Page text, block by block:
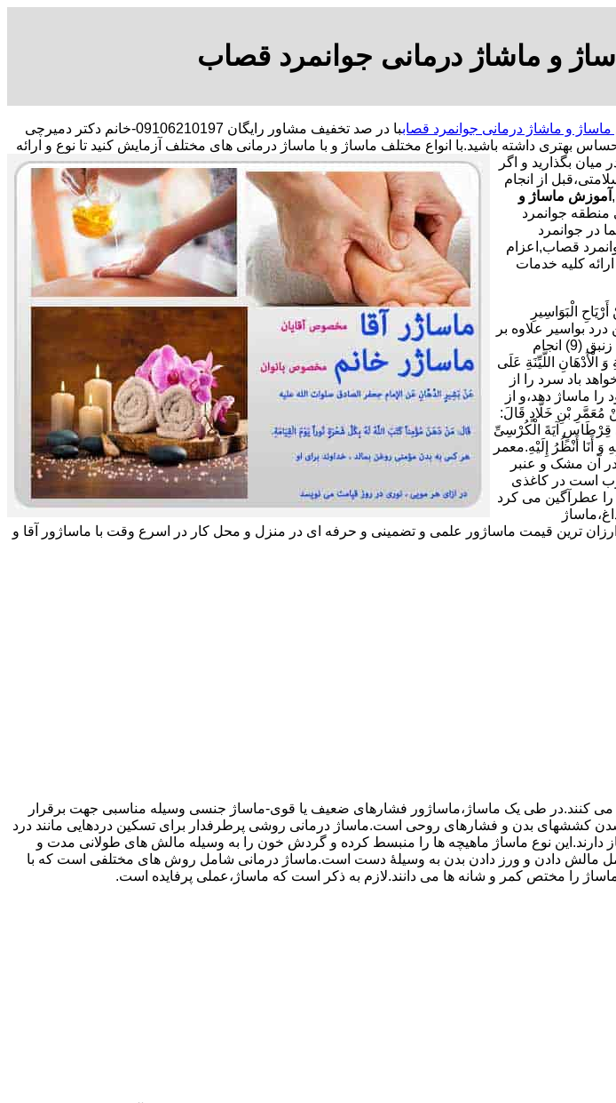
و ماشاژ درمانی جوانمرد قصاب
و ماشاژ درمانی جوانمرد قصاببا
در صد تخفیف مشاور رایگان 09106210197-خانم دکتر دمیرچی
بهتری داشته باشید.با انواع مختلف ماساژ و با ماساژ درمانی های مختلف آزمایش کنید تا نوع و ارائه
بگذارید و اگر
از انجام
آموزش ماساژ و
جوانمرد
در جوانمرد
قصاب,اعزام
کلیه خدمات
الْبَوَاسِیرِ
أُنْثَیَیْهِ بِزِئْبَقٍ خَالِص.برای رهایی از درد اسافل (7) و تسکین درد بواسیر علاوه بر
خوردن هر شب هفت دانه خرمای برنیک (8) با کمی کره گاو،چرب کردن و ماساژ محل درد را با روغن زنبق (9) انجام
الْأَدْهَانِ اللَّیِّنَةِ عَلَى
باد سرد را از
تن خود را ماساژ دهد،و از
نقل شده است:عَنْ مُعَمَّرِ بْنِ خَلَّادٍ قَالَ:
قِرْطَاسٍ آیَةَ الْکُرْسِیِّ
أَنَا أَنْظُرُ إِلَیْهِ.معمر
آن مشک و عنبر
است در کاغذى
را عطرآگین می کرد
ارزان ترین قیمت ماساژور علمی و تضمینی و حرفه ای در منزل و محل کار در اسرع وقت با ماساژور آقا و
می کنند.در طی یک ماساژ،ماساژور فشارهای ضعیف یا قوی-ماساژ جنسی وسیله مناسبی جهت برقرار
بدن و فشارهای روحی است.ماساژ درمانی روشی پرطرفدار برای تسکین دردهایی مانند درد
دارند.این نوع ماساژ ماهیچه ها را منبسط کرده و گردش خون را به وسیله مالش های طولانی مدت و
عمل مالش دادن و ورز دادن بدن به وسیلۀ دست است.ماساژ درمانی شامل روش های مختلفی است که با
را مختص کمر و شانه ها می دانند.لازم به ذکر است که ماساژ،عملی پرفایده است.